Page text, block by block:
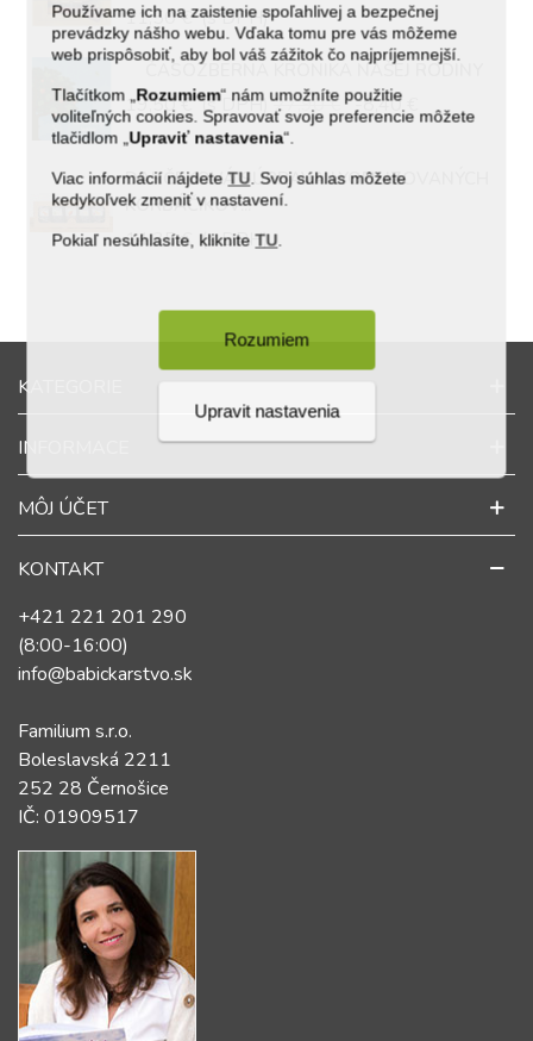
Používame ich na zaistenie spoľahlivej a bezpečnej
prevádzky nášho webu. Vďaka tomu pre vás môžeme
web prispôsobiť, aby bol váš zážitok čo najpríjemnejší.
Tlačítkom „Rozumiem“ nám umožníte použitie
voliteľných cookies. Spravovať svoje preferencie môžete
tlačidlom „Upraviť nastavenia“.
Viac informácií nájdete TU. Svoj súhlas môžete
kedykoľvek zmeniť v nastavení.
Pokiaľ nesúhlasíte, klikniteTU.
Rozumiem
Upravit nastavenia
11,50 € (s DPH)
ČASOZBERNÁ KRONIKA NAŠEJ RODINY
19,50 € (s DPH) 27,90 € -8,40 €
DARČEKOVÁ SÚPRAVA LYOFILIZOVANÝCH
KORBÁČIKOV...
14,35 € (s DPH)
KATEGORIE
INFORMACE
MÔJ ÚČET
KONTAKT
+421 221 201 290
(8:00-16:00)
info@babickarstvo.sk
Familium s.r.o.
Boleslavská 2211
252 28 Černošice
IČ: 01909517